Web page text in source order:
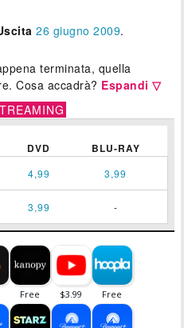
26 giugno 2009.
terminata, quella
Cosa accadrà? Espandi ▽
DVD BLU-RAY
4,99 3,99
3,99 -